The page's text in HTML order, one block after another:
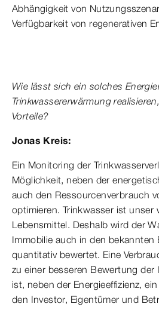
Abhängigkeit von
Verfügbarkeit von regenerativen
Wie lässt sich ein solches
Trinkwassererwärmung
Vorteile?
Jonas Kreis:
Ein Monitoring der
Möglichkeit, neben der
auch den Ressourcenverbrauch
optimieren. Trinkwasser ist unser
Lebensmittel. Deshalb wird der
Immobilie auch in den bekannten
quantitativ bewertet. Eine
zu einer besseren Bewertung der
ist, neben der Energieeffizienz,
den Investor, Eigentümer und